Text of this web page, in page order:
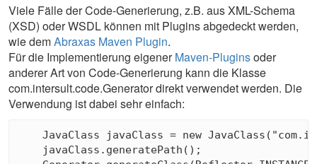
Viele Fälle der Code-Generierung, z.B. aus XML-Schema
(XSD) oder WSDL können mit Plugins abgedeckt werden,
wie demAbraxas Maven Plugin.
Für die Implementierung eigenerMaven-Pluginsoder
anderer Art von Code-Generierung kann die Klasse
com.intersult.code.Generator direkt verwendet werden. Die
Verwendung ist dabei sehr einfach:
JavaClass javaClass = new
    javaClass.generatePath();